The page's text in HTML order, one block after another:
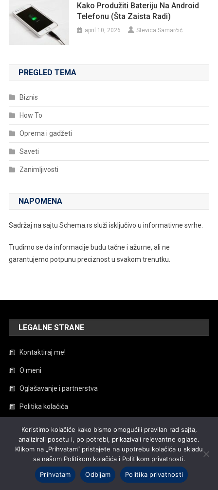
Kako Produžiti Bateriju Na Android
Telefonu (šta Zaista Radi)
april 10, 2026 Stevica Samarčić
PREGLED TEMA
Biznis
How To
Oprema i gadžeti
Saveti
Zanimljivosti
NAPOMENA
Sadržaj na sajtu Schema.rs služi isključivo u informativne svrhe.
Trudimo se da informacije budu tačne i ažurne, ali ne
garantujemo potpunu preciznost u svakom trenutku.
LEGALNE STRANE
Kontaktiraj me!
O meni
Oglašavanje i partnerstva
Politika kolačića
Uređivačka politika
Uslovi Korišćenja
Koristimo kolačiće kako bismo omogućili pravilan rad sajta,
analizirali posetu i, po potrebi, prikazivali relevantne oglase.
Klikom na „Prihvatam“ pristajete na upotrebu kolačića u skladu
sa našom Politikom kolačića i Politikom privatnosti.
Prihvatam
Odbijam Politika privatnosti